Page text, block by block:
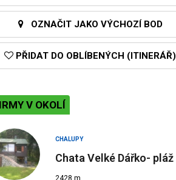
OZNAČIT JAKO VÝCHOZÍ BOD
PŘIDAT DO OBLÍBENÝCH (ITINERÁŘ)
V OKOLÍ
CHALUPY
Chata Velké Dářko- pláž
2428 m